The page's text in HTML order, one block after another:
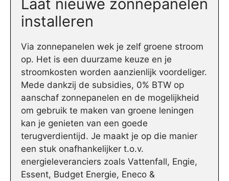
Laat nieuwe zonnepanelen
installeren
Via zonnepanelen wek je zelf groene stroom
op. Het is een duurzame keuze en je
stroomkosten worden aanzienlijk voordeliger.
Mede dankzij de subsidies, 0% BTW op
aanschaf zonnepanelen en de mogelijkheid
om gebruik te maken van groene leningen
kan je genieten van een goede
terugverdientijd. Je maakt je op die manier
een stuk onafhankelijker t.o.v.
energieleveranciers zoals Vattenfall, Engie,
Essent, Budget Energie, Eneco &